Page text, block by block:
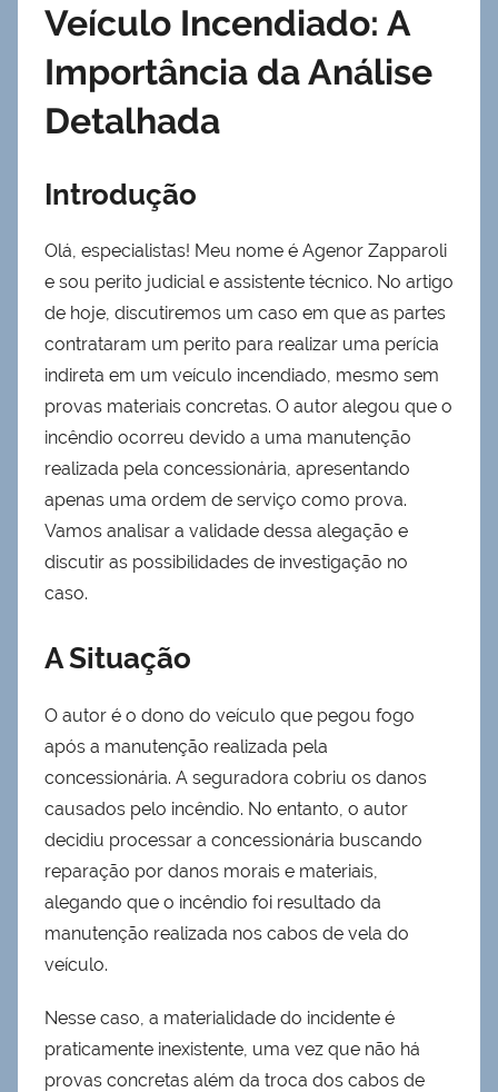
Veículo Incendiado: A
Importância da Análise
Detalhada
Introdução
Olá, especialistas! Meu nome é Agenor Zapparoli
e sou perito judicial e assistente técnico. No artigo
de hoje, discutiremos um caso em que as partes
contrataram um perito para realizar uma perícia
indireta em um veículo incendiado, mesmo sem
provas materiais concretas. O autor alegou que o
incêndio ocorreu devido a uma manutenção
realizada pela concessionária, apresentando
apenas uma ordem de serviço como prova.
Vamos analisar a validade dessa alegação e
discutir as possibilidades de investigação no
caso.
A Situação
O autor é o dono do veículo que pegou fogo
após a manutenção realizada pela
concessionária. A seguradora cobriu os danos
causados pelo incêndio. No entanto, o autor
decidiu processar a concessionária buscando
reparação por danos morais e materiais,
alegando que o incêndio foi resultado da
manutenção realizada nos cabos de vela do
veículo.
Nesse caso, a materialidade do incidente é
praticamente inexistente, uma vez que não há
provas concretas além da troca dos cabos de